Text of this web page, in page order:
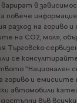
варират в
повече информация
разход на гориво и
на CO2, моля,
Търговско-
се
"Национален
гориво и емисиите
автомобили
достъпни във всички